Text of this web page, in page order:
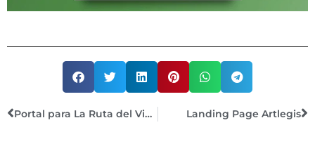
Portal para La Ruta del Vino y el Brandy de Jerez Landing Page Artlegis